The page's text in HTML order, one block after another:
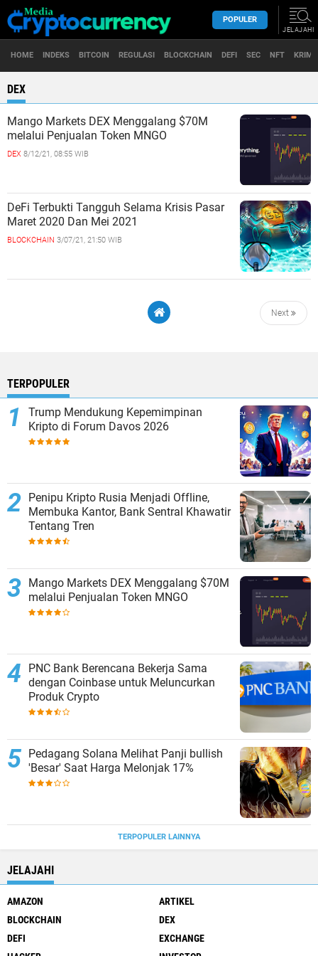
POPULER
JELAJAHI
HOME INDEKS BITCOIN REGULASI BLOCKCHAIN DEFI SEC NFT
< script type = "text/javascript" src = "https://files.coinmarketcap.com/static/widget/coinMarquee.js" > < div id = "coinmarketcap-widget-marquee" coins = "1,1027,825" currency = " USD" theme = "light" transparent = " false" show - symbol -logo = "true" >
DEX
Mango Markets DEX Menggalang $70M
melalui Penjualan Token MNGO
DEX 8/12/21, 08:55 WIB
DeFi Terbukti Tangguh Selama Krisis Pasar
Maret 2020 Dan Mei 2021
BLOCKCHAIN 3/07/21, 21:50 WIB
Next
TERPOPULER
Trump Mendukung Kepemimpinan
Kripto di Forum Davos 2026
Penipu Kripto Rusia Menjadi Offline,
Membuka Kantor, Bank Sentral Khawatir
Tentang Tren
Mango Markets DEX Menggalang $70M
melalui Penjualan Token MNGO
PNC Bank Berencana Bekerja Sama
dengan Coinbase untuk Meluncurkan
Produk Crypto
Pedagang Solana Melihat Panji bullish
'Besar' Saat Harga Melonjak 17%
TERPOPULER LAINNYA
JELAJAHI
AMAZON
ARTIKEL
BLOCKCHAIN
DEX
DEFI
EXCHANGE